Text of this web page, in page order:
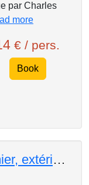
par Charles
more
€ / pers.
Book
L'Opéra Garnier, extérieur et intérieur le jour de VOTRE choix